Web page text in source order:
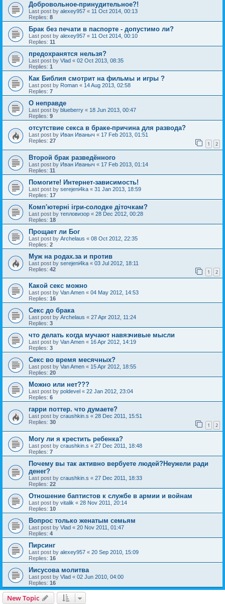
Добровольное-принудительное?!
Last post by alexey957 « 11 Oct 2014, 00:13
Replies: 8
Брак без печати в паспорте - допустимо ли?
Last post by alexey957 « 11 Oct 2014, 00:10
Replies: 11
предохранятся нельзя?
Last post by Vlad « 02 Oct 2013, 08:35
Replies: 1
Как Библия смотрит на фильмы и игры ?
Last post by Roman « 14 Aug 2013, 02:58
Replies: 7
О неправде
Last post by blueberry « 18 Jun 2013, 00:47
Replies: 9
отсутствие секса в браке-причина для развода?
Last post by Иван Иваныч « 17 Feb 2013, 01:51
Replies: 27 1 2
Второй брак разведённого
Last post by Иван Иваныч « 17 Feb 2013, 01:14
Replies: 11
Помогите! Интернет-зависимость!
Last post by serejeni4ka « 31 Jan 2013, 18:59
Replies: 17
Комп'ютерні ігри-солодке діточкам?
Last post by тепловизор « 28 Dec 2012, 00:28
Replies: 18
Прощает ли Бог
Last post by Archelaus « 08 Oct 2012, 22:35
Replies: 2
Муж на родах.за и против
Last post by serejeni4ka « 03 Jul 2012, 18:11
Replies: 42 1 2
Какой секс можно
Last post by Van Amen « 04 May 2012, 14:53
Replies: 16
Секс до брака
Last post by Archelaus « 27 Apr 2012, 11:24
Replies: 3
что делать когда мучают навязчивые мысли
Last post by Van Amen « 16 Apr 2012, 14:19
Replies: 3
Секс во время месячных?
Last post by Van Amen « 15 Apr 2012, 18:55
Replies: 20
Можно или нет???
Last post by poldevel « 22 Jan 2012, 23:04
Replies: 6
гарри поттер. что думаете?
Last post by craushkin.s « 28 Dec 2011, 15:51
Replies: 30 1 2
Могу ли я крестить ребенка?
Last post by craushkin.s « 27 Dec 2011, 18:48
Replies: 7
Почему вы так активно вербуете людей?Неужели ради
денег?
Last post by craushkin.s « 27 Dec 2011, 18:33
Replies: 22
Отношение баптистов к службе в армии и войнам
Last post by vitalik « 28 Nov 2011, 20:14
Replies: 10
Вопрос только женатым семьям
Last post by Vlad « 20 Nov 2011, 01:47
Replies: 4
Пирсинг
Last post by alexey957 « 20 Sep 2010, 15:09
Replies: 16
Иисусова молитва
Last post by Vlad « 02 Jun 2010, 04:00
Replies: 16
New Topic